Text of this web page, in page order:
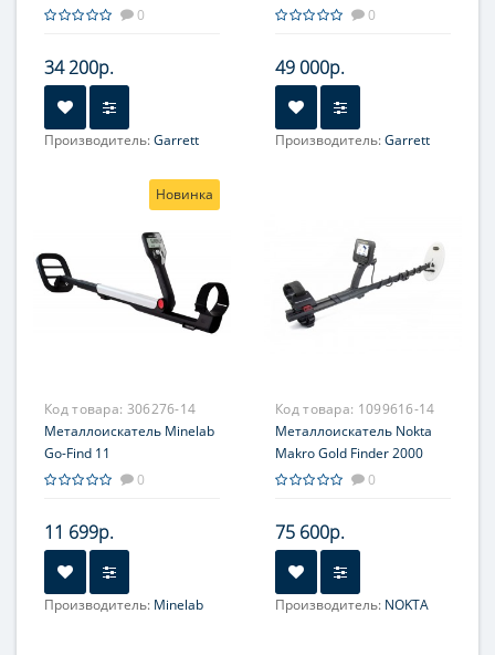
0
34 200р.
Производитель:Garrett
8,5х11''
0
49 000р.
Производитель:Garrett
Новинка
Код товара: 306276-14
Металлоискатель Minelab
Go-Find 11
0
11 699р.
Производитель: Minelab
Код товара: 1099616-14
Металлоискатель Nokta
Makro Gold Finder 2000
0
75 600р.
Производитель: NOKTA